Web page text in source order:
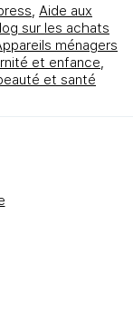
, Aide aux
sur les achats
ménagers
et enfance,
et santé